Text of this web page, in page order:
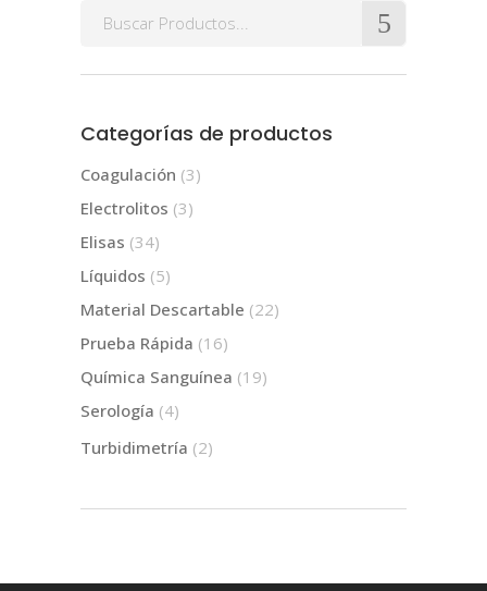
Search
Categorías de productos
Coagulación (3)
Electrolitos (3)
Elisas (34)
Líquidos (5)
Material Descartable (22)
Prueba Rápida (16)
Química Sanguínea (19)
Serología (4)
Turbidimetría (2)